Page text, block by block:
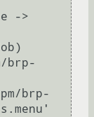
->
brp-
brp-